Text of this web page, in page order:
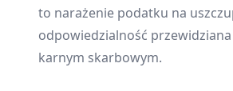
to narażenie podatku na
odpowiedzialność
karnym skarbowym.